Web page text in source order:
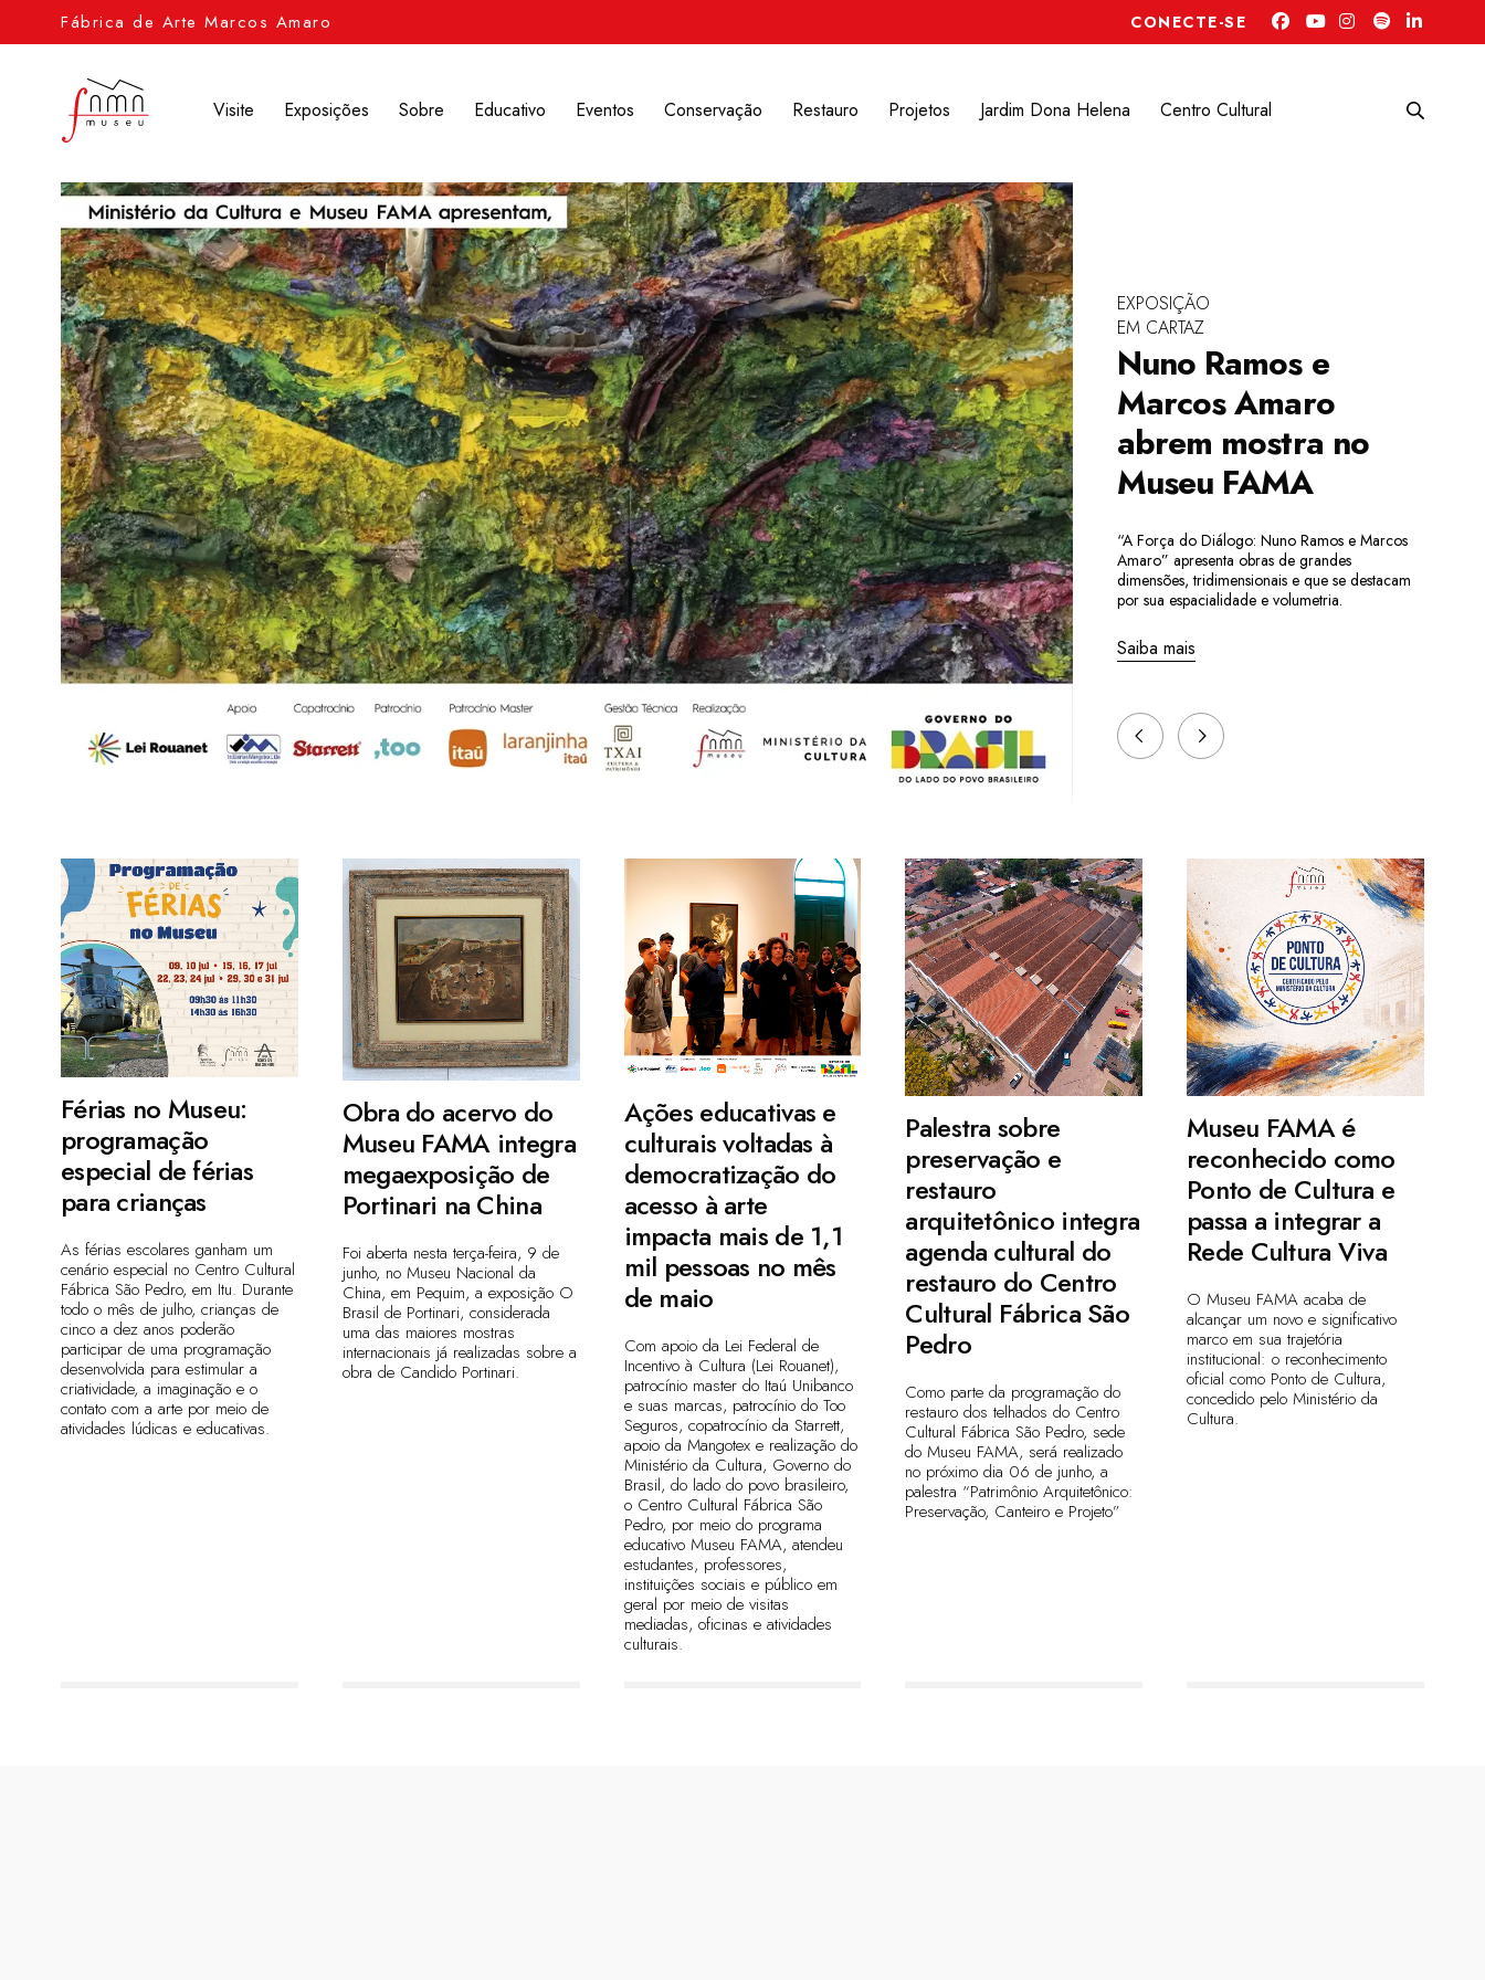
Fábrica de Arte Marcos Amaro CONECTE-SE
Visite Exposições Sobre Educativo Eventos Conservação Restauro Projetos Jardim Dona Helena Centro Cultural
EXPOSIÇÃO
EM CARTAZ
Nuno Ramos e
Marcos Amaro
abrem mostra no
Museu FAMA
“A Força do Diálogo: Nuno Ramos e Marcos
Amaro” apresenta obras de grandes
dimensões, tridimensionais e que se destacam
por sua espacialidade e volumetria.
Saiba mais
Férias no Museu:
programação
especial de férias
para crianças
As férias escolares ganham um
cenário especial no Centro Cultural
Fábrica São Pedro, em Itu. Durante
todo o mês de julho, crianças de
cinco a dez anos poderão
participar de uma programação
desenvolvida para estimular a
criatividade, a imaginação e o
contato com a arte por meio de
atividades lúdicas e educativas.
Obra do acervo do
Museu FAMA integra
megaexposição de
Portinari na China
Foi aberta nesta terça-feira, 9 de
junho, no Museu Nacional da
China, em Pequim, a exposição O
Brasil de Portinari, considerada
uma das maiores mostras
internacionais já realizadas sobre a
obra de Candido Portinari.
Ações educativas e
culturais voltadas à
democratização do
acesso à arte
impacta mais de 1,1
mil pessoas no mês
de maio
Com apoio da Lei Federal de
Incentivo à Cultura (Lei Rouanet),
patrocínio master do Itaú Unibanco
e suas marcas, patrocínio do Too
Seguros, copatrocínio da Starrett,
apoio da Mangotex e realização do
Ministério da Cultura, Governo do
Brasil, do lado do povo brasileiro,
o Centro Cultural Fábrica São
Pedro, por meio do programa
educativo Museu FAMA, atendeu
estudantes, professores,
instituições sociais e público em
geral por meio de visitas
mediadas, oficinas e atividades
culturais.
Palestra sobre
preservação e
restauro
arquitetônico integra
agenda cultural do
restauro do Centro
Cultural Fábrica São
Pedro
Como parte da programação do
restauro dos telhados do Centro
Cultural Fábrica São Pedro, sede
do Museu FAMA, será realizado
no próximo dia 06 de junho, a
palestra “Patrimônio Arquitetônico:
Preservação, Canteiro e Projeto”
Museu FAMA é
reconhecido como
Ponto de Cultura e
passa a integrar a
Rede Cultura Viva
O Museu FAMA acaba de
alcançar um novo e significativo
marco em sua trajetória
institucional: o reconhecimento
oficial como Ponto de Cultura,
concedido pelo Ministério da
Cultura.